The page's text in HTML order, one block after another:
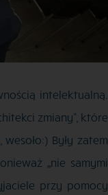
intelektualną.
zmiany”, które
Były zatem
„nie samymi
przy pomocy